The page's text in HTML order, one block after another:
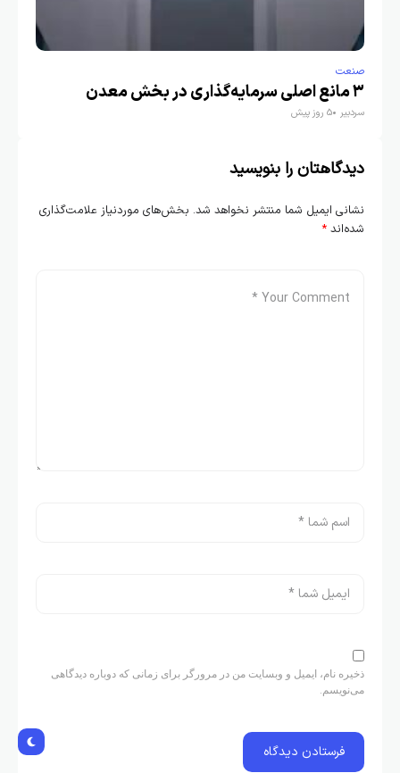
صنعت
۳ مانع اصلی سرمایه‌گذاری در بخش معدن
سردبیر 5 روز پیش
دیدگاهتان را بنویسید
نشانی ایمیل شما منتشر نخواهد شد. بخش‌های موردنیاز علامت‌گذاری
شده‌اند *
ذخیره نام، ایمیل و وبسایت من در مرورگر برای زمانی که دوباره دیدگاهی
می‌نویسم.